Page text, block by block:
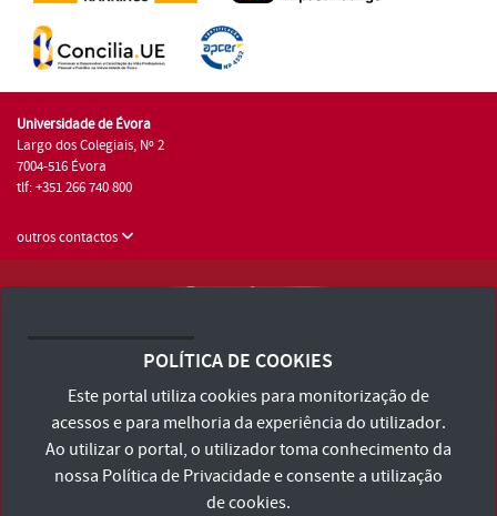
Universidade de Évora
Largo dos Colegiais, Nº 2
7004-516 Évora
tlf: +351 266 740 800
outros contactos
Consulte os Termos e Condições e Política de Privacidade
Declaração de Acessibilidade
POLÍTICA DE COOKIES
Este portal utiliza cookies para monitorização de
acessos e para melhoria da experiência do utilizador.
Ao utilizar o portal, o utilizador toma conhecimento da
nossa Política de Privacidadee consente a utilização
de cookies.